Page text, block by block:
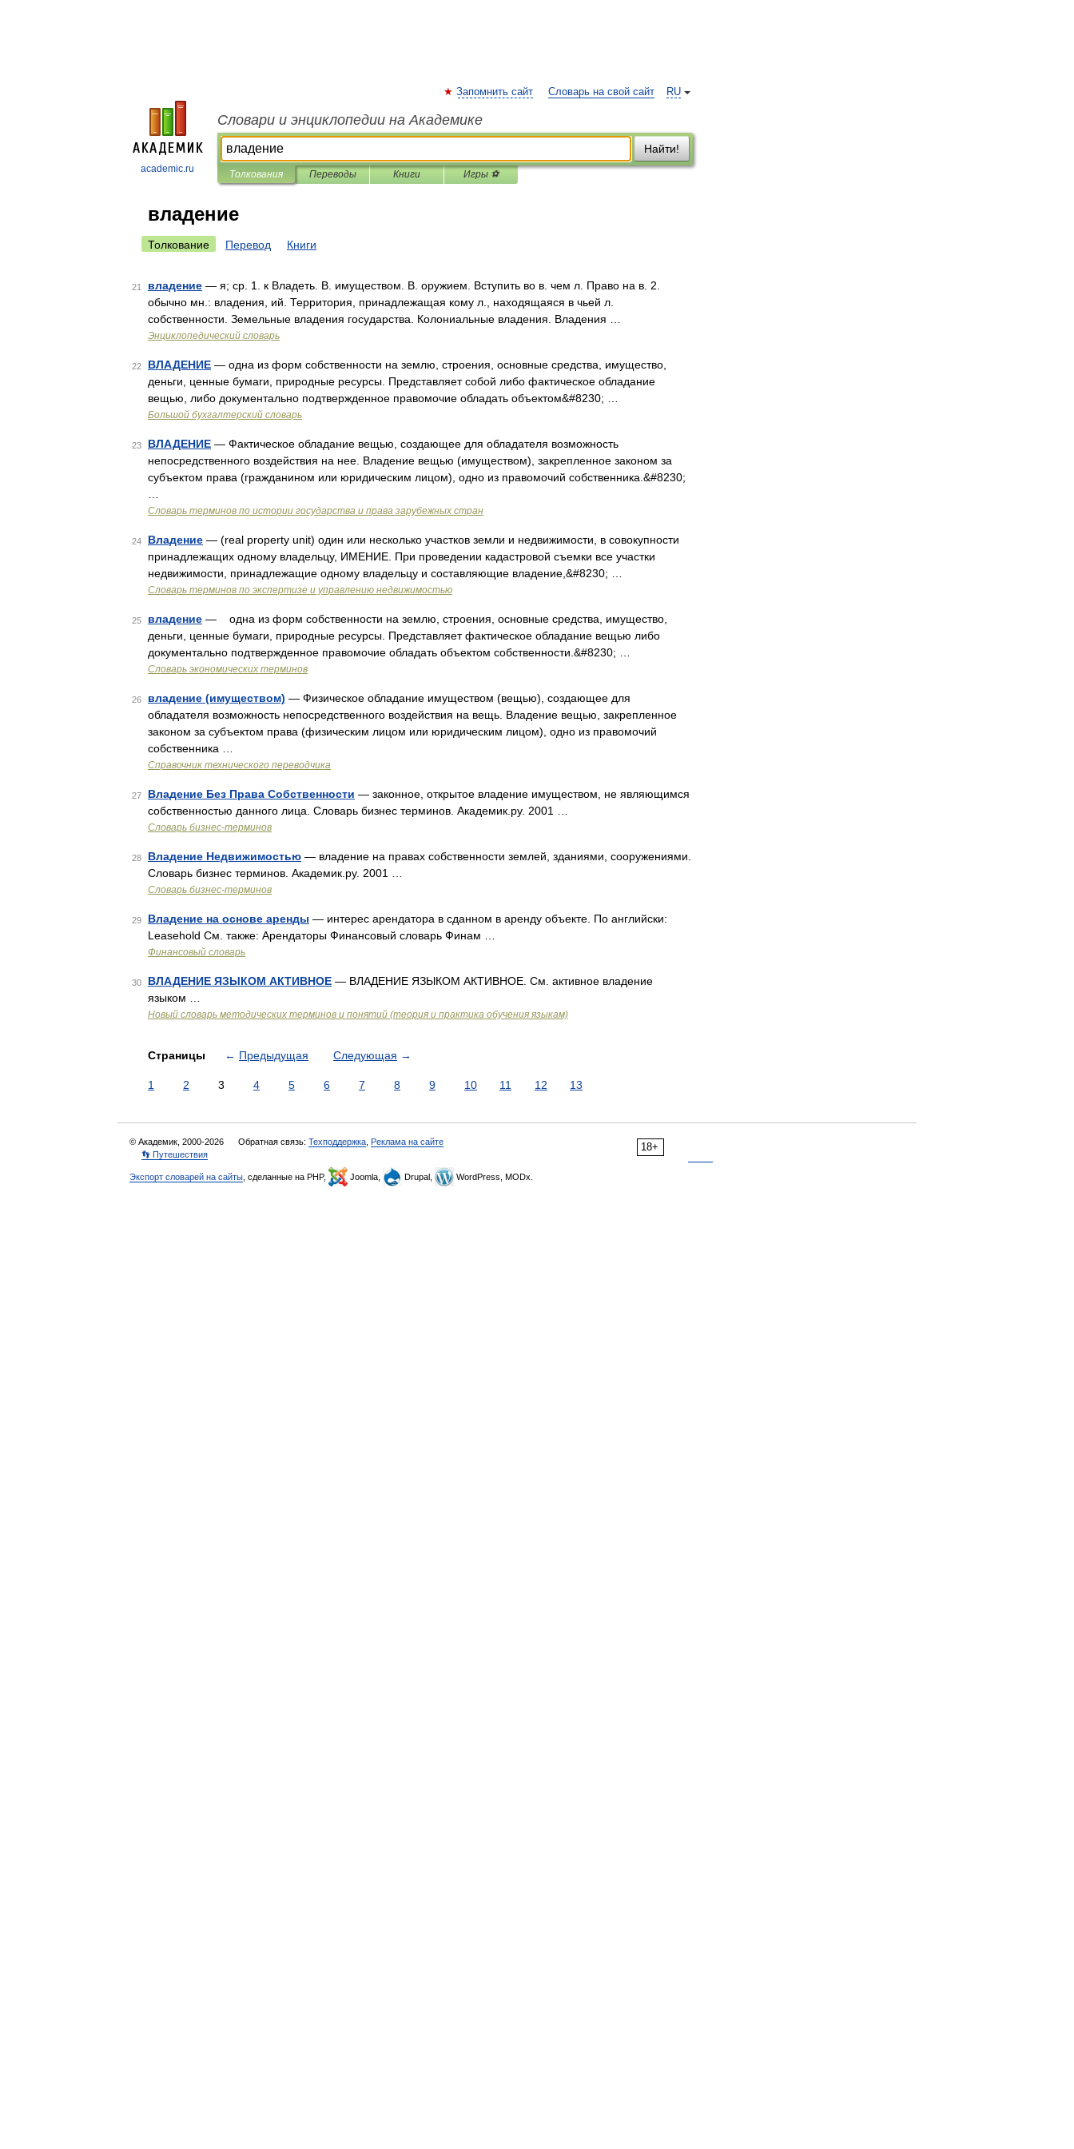
academic.ru
RU
Запомнить сайт Словарь на свой сайт
Словари и энциклопедии на Академике
Найти!
Толкования Переводы Книги Игры ⚽
владение
Толкование Перевод Книги
21 владение — я; ср. 1. к Владеть. В. имуществом. В. оружием. Вступить во в. чем л. Право на в. 2.
обычно мн.: владения, ий. Территория, принадлежащая кому л., находящаяся в чьей л.
собственности. Земельные владения государства. Колониальные владения. Владения …
Энциклопедический словарь
22 ВЛАДЕНИЕ — одна из форм собственности на землю, строения, основные средства, имущество,
деньги, ценные бумаги, природные ресурсы. Представляет собой либо фактическое обладание
вещью, либо документально подтвержденное правомочие обладать объектом&#8230; …
Большой бухгалтерский словарь
23 ВЛАДЕНИЕ — Фактическое обладание вещью, создающее для обладателя возможность
непосредственного воздействия на нее. Владение вещью (имуществом), закрепленное законом за
субъектом права (гражданином или юридическим лицом), одно из правомочий собственника.&#8230;
Словарь терминов по истории государства и права зарубежных стран
24 Владение — (real property unit) один или несколько участков земли и недвижимости, в совокупности
принадлежащих одному владельцу, ИМЕНИЕ. При проведении кадастровой съемки все участки
недвижимости, принадлежащие одному владельцу и составляющие владение,&#8230; …
Словарь терминов по экспертизе и управлению недвижимостью
25 владение — одна из форм собственности на землю, строения, основные средства, имущество,
деньги, ценные бумаги, природные ресурсы. Представляет фактическое обладание вещью либо
документально подтвержденное правомочие обладать объектом собственности.&#8230; …
Словарь экономических терминов
26 владение (имуществом) — Физическое обладание имуществом (вещью), создающее для
обладателя возможность непосредственного воздействия на вещь. Владение вещью, закрепленное
законом за субъектом права (физическим лицом или юридическим лицом), одно из правомочий
собственника …
Справочник технического переводчика
27 Владение Без Права Собственности — законное, открытое владение имуществом, не являющимся
собственностью данного лица. Словарь бизнес терминов. Академик.ру. 2001 …
Словарь бизнес-терминов
28 Владение Недвижимостью — владение на правах собственности землей, зданиями, сооружениями.
Словарь бизнес терминов. Академик.ру. 2001 …
Словарь бизнес-терминов
29 Владение на основе аренды — интерес арендатора в сданном в аренду объекте. По английски:
Leasehold См. также: Арендаторы Финансовый словарь Финам …
Финансовый словарь
30 ВЛАДЕНИЕ ЯЗЫКОМ АКТИВНОЕ — ВЛАДЕНИЕ ЯЗЫКОМ АКТИВНОЕ. См. активное владение
языком …
Новый словарь методических терминов и понятий (теория и практика обучения языкам)
Страницы ← Предыдущая Следующая →
1 2 3 4 5 6 7 8 9 10 11 12 13
18+
© Академик, 2000-2026 Обратная связь: Техподдержка Реклама на сайте
👣 Путешествия
Экспорт словарей на сайты , сделанные на PHP, Joomla, Drupal, WordPress, MODx.